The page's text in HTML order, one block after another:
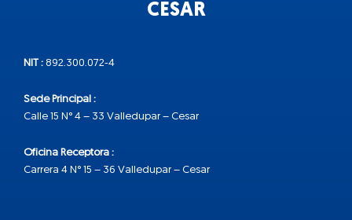
CESAR
NIT : 892.300.072-4
Sede Principal :
Calle 15 N° 4 – 33 Valledupar – Cesar
Oficina Receptora :
Carrera 4 N° 15 – 36 Valledupar – Cesar